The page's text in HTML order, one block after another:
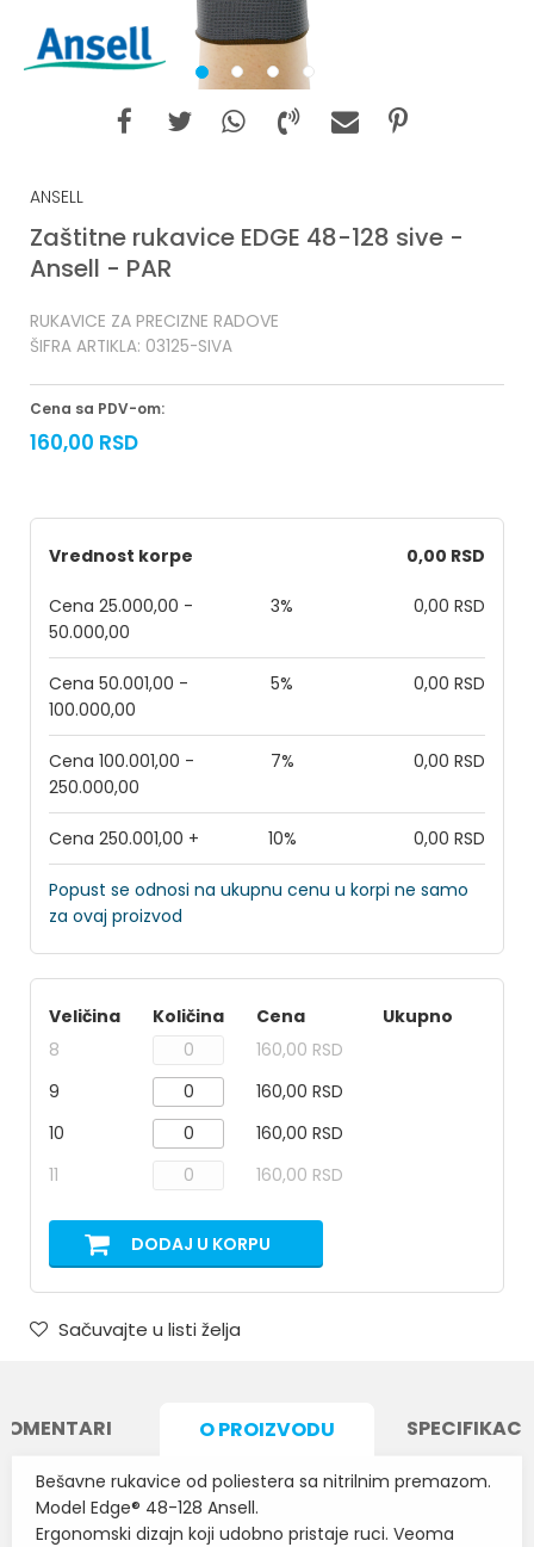
1 2 3 4
ANSELL
Zaštitne rukavice EDGE 48-128 sive -
Ansell - PAR
RUKAVICE ZA PRECIZNE RADOVE
ŠIFRA ARTIKLA: 03125-SIVA
Cena sa PDV-om:
160,00 RSD
Vrednost korpe 0,00 RSD
Cena 25.000,00 -
50.000,00
3% 0,00 RSD
Cena 50.001,00 -
100.000,00
5% 0,00 RSD
Cena 100.001,00 -
250.000,00
7% 0,00 RSD
Cena 250.001,00 + 10% 0,00 RSD
Popust se odnosi na ukupnu cenu u korpi ne samo
za ovaj proizvod
Veličina Količina Cena
Ukupno
8
160,00 RSD
9
160,00 RSD
10
160,00 RSD
11
160,00 RSD
DODAJ U KORPU
Sačuvajte u listi želja
O PROIZVODU
Bešavne rukavice od poliestera sa nitrilnim premazom.
Model Edge® 48-128 Ansell.
Ergonomski dizajn koji udobno pristaje ruci. Veoma